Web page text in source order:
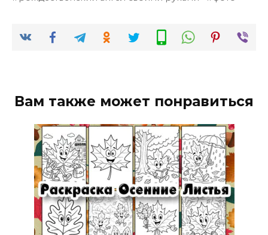
Вам также может понравиться